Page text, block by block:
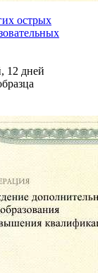
острых
12 дней